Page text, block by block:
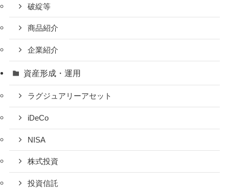
破綻等
商品紹介
企業紹介
資産形成・運用
ラグジュアリーアセット
iDeCo
NISA
株式投資
投資信託